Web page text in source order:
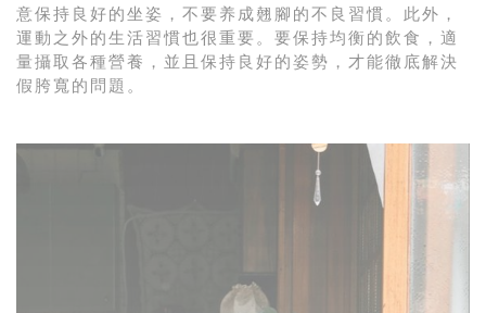
意保持良好的坐姿，不要养成翹腳的不良習慣。此外，
運動之外的生活習慣也很重要。要保持均衡的飲食，適
量攝取各種營養，並且保持良好的姿勢，才能徹底解決
假胯寬的問題。